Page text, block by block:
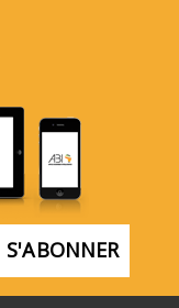
S'ABONNER